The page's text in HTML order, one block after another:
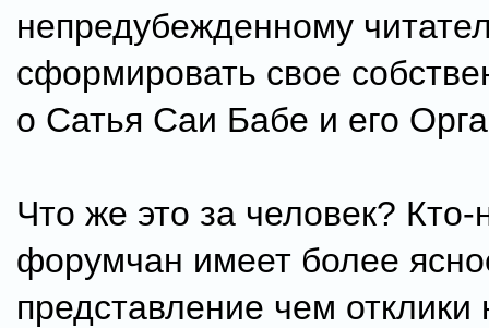
непредубежденному
сформировать свое
о Сатья Саи Бабе и его
Что же это за человек? Кто-
форумчан имеет более
представление чем отклики